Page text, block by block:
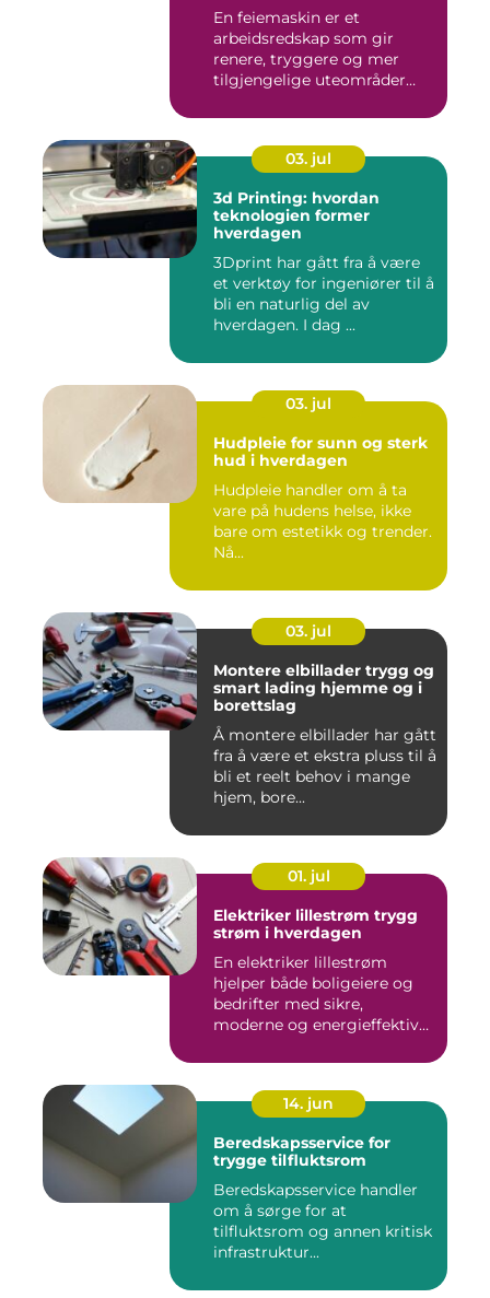
En feiemaskin er et
arbeidsredskap som gir
renere, tryggere og mer
tilgjengelige uteområder
03. jul
3d Printing: hvordan
teknologien former
hverdagen
3Dprint har gått fra å være
et verktøy for ingeniører til å
bli en naturlig del av
hverdagen. I dag ...
03. jul
Hudpleie for sunn og sterk
hud i hverdagen
Hudpleie handler om å ta
vare på hudens helse, ikke
bare om estetikk og trender.
Nå...
03. jul
Montere elbillader trygg og
smart lading hjemme og i
borettslag
Å montere elbillader har gått
fra å være et ekstra pluss til å
bli et reelt behov i mange
hjem, bore...
01. jul
Elektriker lillestrøm trygg
strøm i hverdagen
En elektriker lillestrøm
hjelper både boligeiere og
bedrifter med sikre,
moderne og energieffektive
14. jun
Beredskapsservice for
trygge tilfluktsrom
Beredskapsservice handler
om å sørge for at
tilfluktsrom og annen kritisk
infrastruktur...